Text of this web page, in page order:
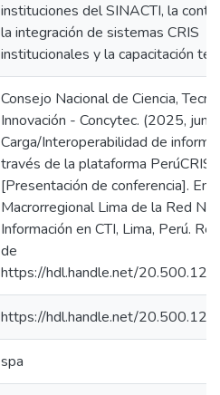
instituciones del SINACTI, la
la integración de sistemas CRIS
institucionales y la capacitación
Consejo Nacional de Ciencia,
Innovación - Concytec. (2025,
Carga/Interoperabilidad de
través de la plataforma PerúCRIS
[Presentación de conferencia].
Macrorregional Lima de la Red
Información en CTI, Lima, Perú.
de
https://hdl.handle.net/
https://hdl.handle.net/
spa